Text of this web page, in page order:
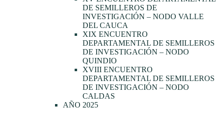
DE SEMILLEROS DE
INVESTIGACIÓN – NODO VALLE
DEL CAUCA
XIX ENCUENTRO
DEPARTAMENTAL DE SEMILLEROS
DE INVESTIGACIÓN – NODO
QUINDIO
XVIII ENCUENTRO
DEPARTAMENTAL DE SEMILLEROS
DE INVESTIGACIÓN – NODO
CALDAS
AÑO 2025